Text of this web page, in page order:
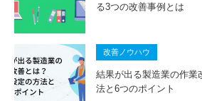
る3つの改善事例とは
改善ノウハウ
結果が出る製造業の作業
法と6つのポイント